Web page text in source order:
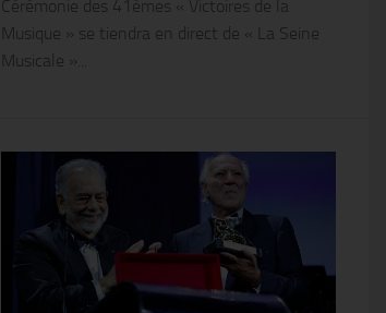
Cérémonie des 41èmes « Victoires de la
Musique » se tiendra en direct de « La Seine
Musicale »...